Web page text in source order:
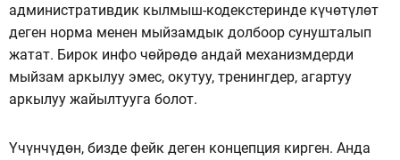
административдик кылмыш-кодекстеринде күчөтүлөт
деген норма менен мыйзамдык долбоор сунушталып
жатат. Бирок инфо чөйрөдө андай механизмдерди
мыйзам аркылуу эмес, окутуу, тренингдер, агартуу
аркылуу жайылтууга болот.
Үчүнчүдөн, бизде фейк деген концепция кирген. Анда